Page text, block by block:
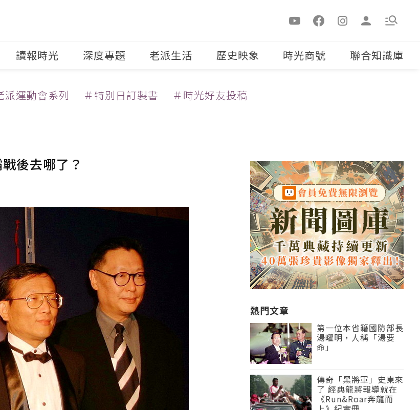
讀報時光 深度專題 老派生活 歷史映象 時光商號 聯合知識庫
派運動會系列 ＃特別日訂製書 ＃時光好友投稿
後去哪了？
熱門文章
第一位本省籍國防部長
湯曜明，人稱「湯要
命」
傳奇「黑將軍」史東來
了 經典龍將報導就在
《Run&Roar奔龍而